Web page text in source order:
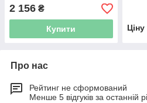
2 156 ₴
Купити
Про нас
Рейтинг не сформований
Менше 5 відгуків за останній